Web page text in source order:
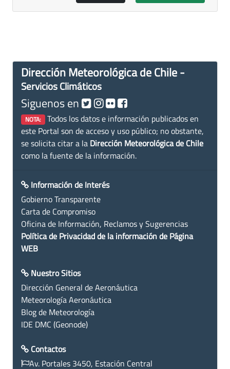
Dirección Meteorológica de Chile -
Servicios Climáticos
Siguenos en
NOTA: Todos los datos e información publicados en
este Portal son de acceso y uso público; no obstante,
se solicita citar a la Dirección Meteorológica de Chile
como la fuente de la información.
Información de Interés
Gobierno Transparente
Carta de Compromiso
Oficina de Información, Reclamos y Sugerencias
Política de Privacidad de la información de Página
WEB
Nuestro Sitios
Dirección General de Aeronáutica
Meteorología Aeronáutica
Blog de Meteorología
IDE DMC (Geonode)
Contactos
Av. Portales 3450, Estación Central